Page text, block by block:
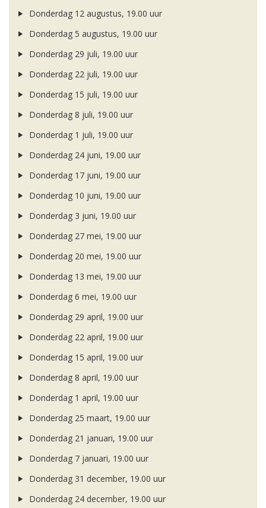
Donderdag 12 augustus, 19.00 uur
Donderdag 5 augustus, 19.00 uur
Donderdag 29 juli, 19.00 uur
Donderdag 22 juli, 19.00 uur
Donderdag 15 juli, 19.00 uur
Donderdag 8 juli, 19.00 uur
Donderdag 1 juli, 19.00 uur
Donderdag 24 juni, 19.00 uur
Donderdag 17 juni, 19.00 uur
Donderdag 10 juni, 19.00 uur
Donderdag 3 juni, 19.00 uur
Donderdag 27 mei, 19.00 uur
Donderdag 20 mei, 19.00 uur
Donderdag 13 mei, 19.00 uur
Donderdag 6 mei, 19.00 uur
Donderdag 29 april, 19.00 uur
Donderdag 22 april, 19.00 uur
Donderdag 15 april, 19.00 uur
Donderdag 8 april, 19.00 uur
Donderdag 1 april, 19.00 uur
Donderdag 25 maart, 19.00 uur
Donderdag 21 januari, 19.00 uur
Donderdag 7 januari, 19.00 uur
Donderdag 31 december, 19.00 uur
Donderdag 24 december, 19.00 uur